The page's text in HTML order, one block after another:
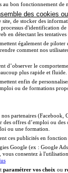
office notarial,
après un
de terrain,
également les
recherché dans
social), la
ou le
devient un
peut viser des
les grandes
médiation, au
: l'éventail
au bon fonctionnement de
des cookies
de stocker des
d'identification
en détectant les
également de
comment nos
d’observer le
plus rapide et fluide.
enfin de
ou de formations
nos partenaires
des offres d’emploi ou
ou une formation.
ces publicités en
Google (ex : Google
vous consentez à
paramétrer vos choix ou